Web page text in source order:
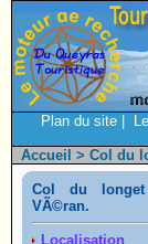
Plan du site
Accueil > Col du
Col du
VÃ©ran.
Localisation